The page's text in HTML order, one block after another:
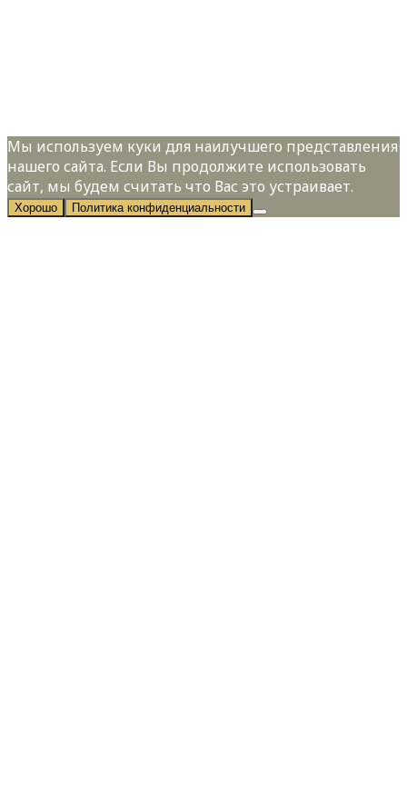
Мы используем куки для наилучшего представления
нашего сайта. Если Вы продолжите использовать
сайт, мы будем считать что Вас это устраивает.
Хорошо Политика конфиденциальности